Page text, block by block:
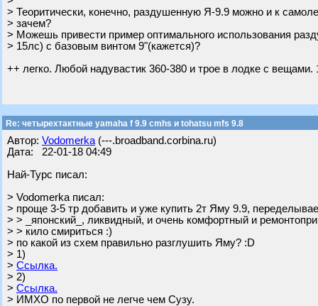
> Теоритически, конечно, раздушенную Я-9.9 можно и к
> зачем?
> Можешь привести пример оптимального использования
> 15лс) с базовым винтом 9"(кажется)?
++ легко. Любой надувастик 360-380 и трое в лодке с
Re: четырехтактные yamaha f 9.9 cmhs и tohatsu mfs 9.8
Автор: Vodomerka (---.broadband.corbina.ru)
Дата: 22-01-18 04:49
Най-Турс писал:
> Vodomerka писал:
> проще 3-5 тр добавить и уже купить 2т Яму 9.9,
> > _японский_, ликвидный, и очень комфортный и
> > кило смириться :)
> по какой из схем правильно разглушить Яму? :D
> 1)
> Ссылка.
> 2)
> Ссылка.
> ИМХО по первой не легче чем Сузу.